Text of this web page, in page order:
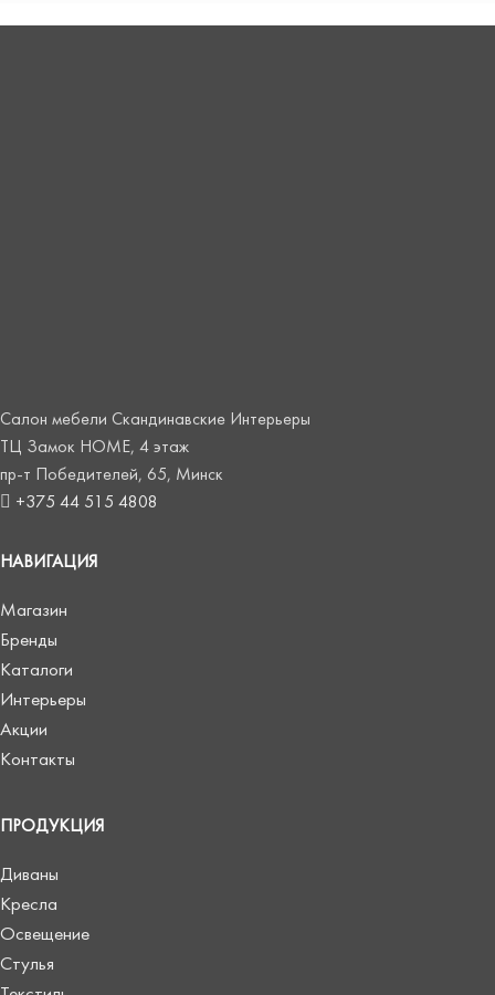
Салон мебели Скандинавские Интерьеры
ТЦ Замок HOME, 4 этаж
пр-т Победителей, 65, Минск
+375 44 515 4808
НАВИГАЦИЯ
Магазин
Бренды
Каталоги
Интерьеры
Акции
Контакты
ПРОДУКЦИЯ
Диваны
Кресла
Освещение
Стулья